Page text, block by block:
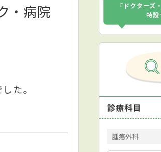
・病院
た。
「ドクターズ
特設
診療科目
腫瘍外科